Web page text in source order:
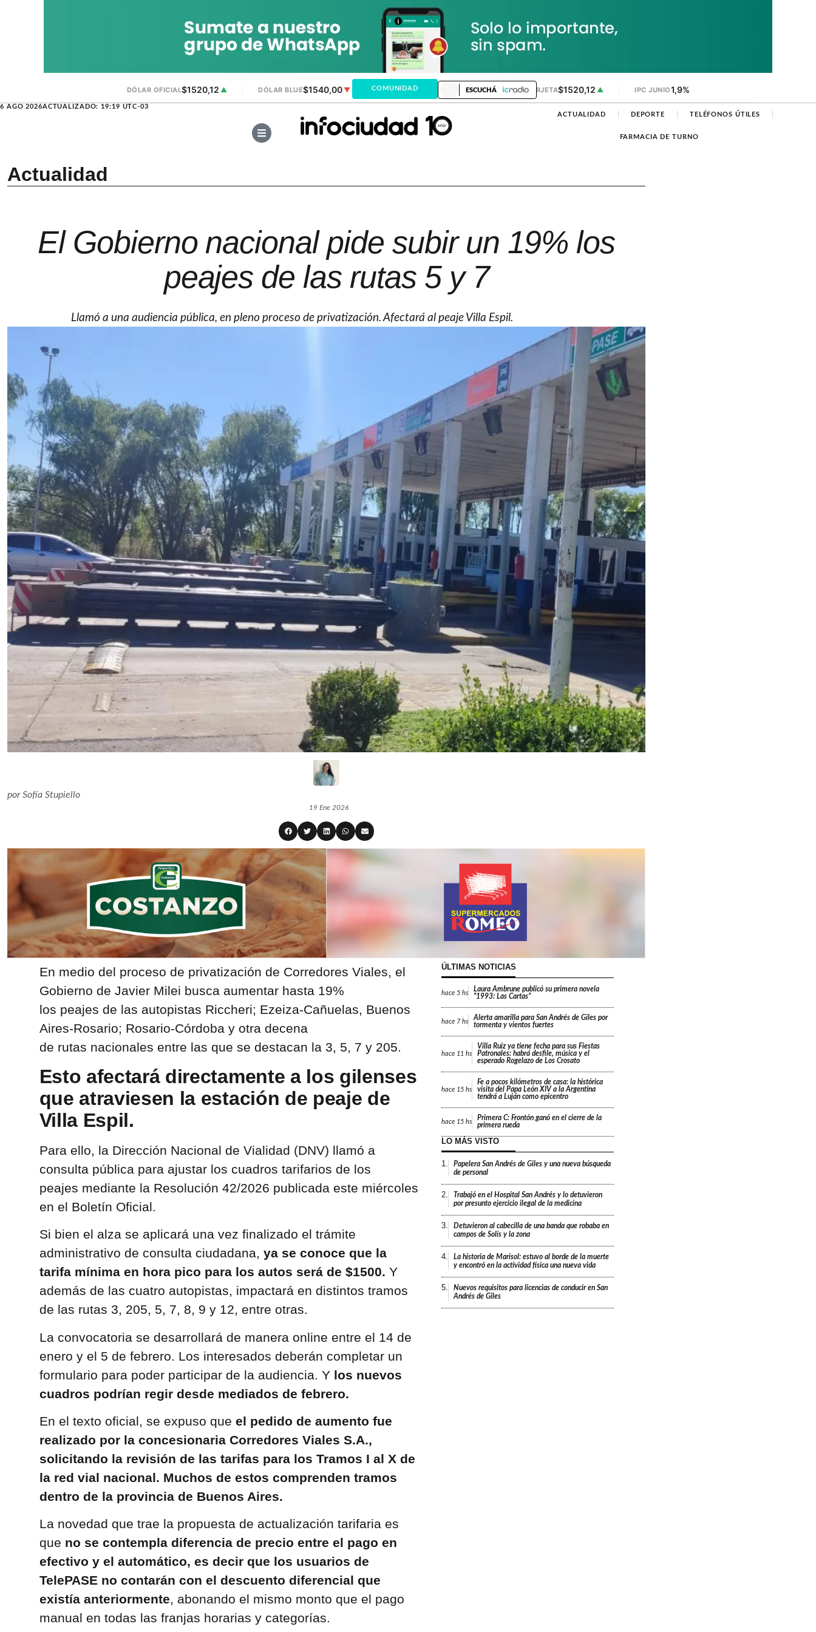
DÓLAR OFICIAL$1520,12 ▲ DÓLAR BLUE$1540,00▼ DÓLAR MEP ▲ DÓLAR TARJETA$1520,12 ▲ IPC JUNIO1,9%
6 AGO 2026ACTUALIZADO: 19:19 UTC-03
COMUNIDAD ESCUCHÁ
ACTUALIDAD DEPORTE TELÉFONOS ÚTILES
FARMACIA DE TURNO
Actualidad
El Gobierno nacional pide subir un 19% los
peajes de las rutas 5 y 7
Llamó a una audiencia pública, en pleno proceso de privatización. Afectará al peaje Villa Espil.
porSofía Stupiello
19 Ene 2026
En medio del proceso de privatización de Corredores Viales, el
Gobierno de Javier Milei busca aumentar hasta 19%
los peajes de las autopistas Riccheri; Ezeiza-Cañuelas, Buenos
Aires-Rosario; Rosario-Córdoba y otra decena
de rutas nacionales entre las que se destacan la 3, 5, 7 y 205.
Esto afectará directamente a los gilenses
que atraviesen la estación de peaje de
Villa Espil.
Para ello, la Dirección Nacional de Vialidad (DNV) llamó a
consulta pública para ajustar los cuadros tarifarios de los
peajes mediante la Resolución 42/2026 publicada este miércoles
en el Boletín Oficial.
Si bien el alza se aplicará una vez finalizado el trámite
administrativo de consulta ciudadana, ya se conoce que la
tarifa mínima en hora pico para los autos será de $1500. Y
además de las cuatro autopistas, impactará en distintos tramos
de las rutas 3, 205, 5, 7, 8, 9 y 12, entre otras.
La convocatoria se desarrollará de manera online entre el 14 de
enero y el 5 de febrero. Los interesados deberán completar un
formulario para poder participar de la audiencia. Y los nuevos
cuadros podrían regir desde mediados de febrero.
En el texto oficial, se expuso que el pedido de aumento fue
realizado por la concesionaria Corredores Viales S.A.,
solicitando la revisión de las tarifas para los Tramos I al X de
la red vial nacional. Muchos de estos comprenden tramos
dentro de la provincia de Buenos Aires.
La novedad que trae la propuesta de actualización tarifaria es
que no se contempla diferencia de precio entre el pago en
efectivo y el automático, es decir que los usuarios de
TelePASE no contarán con el descuento diferencial que
existía anteriormente, abonando el mismo monto que el pago
manual en todas las franjas horarias y categorías.
ÚLTIMAS NOTICIAS
hace 5 hs
Laura Ambrune publicó su primera novela
“1993: Las Cartas”
hace 7 hs
Alerta amarilla para San Andrés de Giles por
tormenta y vientos fuertes
hace 11 hs
Villa Ruiz ya tiene fecha para sus Fiestas
Patronales: habrá desfile, música y el
esperado Rogelazo de Los Crosato
hace 15 hs
Fe a pocos kilómetros de casa: la histórica
visita del Papa León XIV a la Argentina
tendrá a Luján como epicentro
hace 15 hs
Primera C: Frontón ganó en el cierre de la
primera rueda
LO MÁS VISTO
1.
Papelera San Andrés de Giles y una nueva búsqueda
de personal
2.
Trabajó en el Hospital San Andrés y lo detuvieron
por presunto ejercicio ilegal de la medicina
3.
Detuvieron al cabecilla de una banda que robaba en
campos de Solís y la zona
4.
La historia de Marisol: estuvo al borde de la muerte
y encontró en la actividad física una nueva vida
5.
Nuevos requisitos para licencias de conducir en San
Andrés de Giles